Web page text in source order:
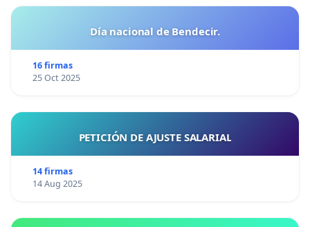
Día nacional de Bendecir.
16 firmas
25 Oct 2025
PETICIÓN DE AJUSTE SALARIAL
14 firmas
14 Aug 2025